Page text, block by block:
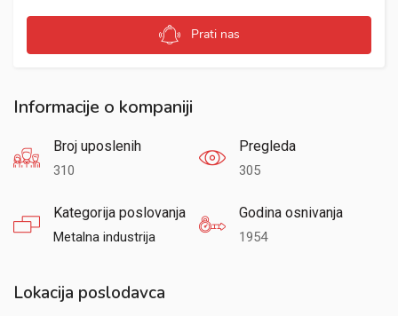
Prati nas
Informacije o kompaniji
Broj uposlenih
310
Pregleda
305
Kategorija poslovanja
Metalna industrija
Godina osnivanja
1954
Lokacija poslodavca